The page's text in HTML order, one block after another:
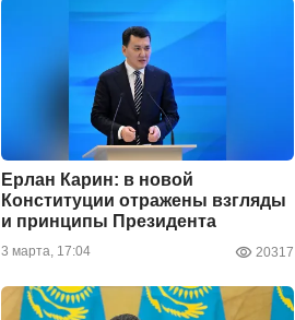
Ерлан Карин: в новой
Конституции отражены взгляды
и принципы Президента
3 марта, 17:04 20317